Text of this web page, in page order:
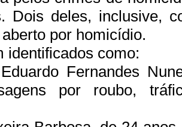
Dois deles, inclusive,
por homicídio.
identificados como:
Fernandes
por roubo,